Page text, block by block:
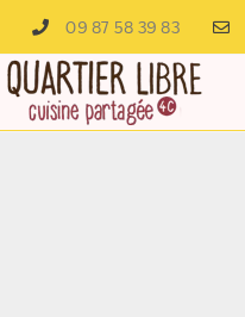
09 87 58 39 83